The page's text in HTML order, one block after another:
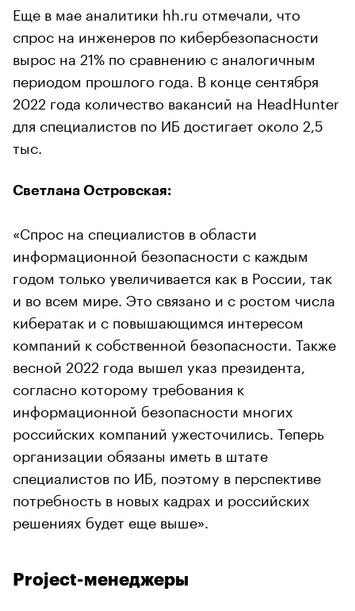
Еще в мае аналитики hh.ru отмечали, что
спрос на инженеров по кибербезопасности
вырос на 21% по сравнению с аналогичным
периодом прошлого года. В конце сентября
2022 года количество вакансий на HeadHunter
для специалистов по ИБ достигает около 2,5
тыс.
Светлана Островская:
«Спрос на специалистов в области
информационной безопасности с каждым
годом только увеличивается как в России, так
и во всем мире. Это связано и с ростом числа
кибератак и с повышающимся интересом
компаний к собственной безопасности. Также
весной 2022 года вышел указ президента,
согласно которому требования к
информационной безопасности многих
российских компаний ужесточились. Теперь
организации обязаны иметь в штате
специалистов по ИБ, поэтому в перспективе
потребность в новых кадрах и российских
решениях будет еще выше».
Project-менеджеры